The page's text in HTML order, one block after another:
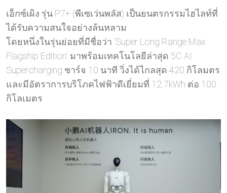
เอ็กซ์เผิง รุ่น P7+ (พีเซเว่นพลัส) เป็นยนตรกรรมไฮไลท์ที่
ได้รับความสนใจอย่างล้นหลาม
โดยหนึ่งในรุ่นย่อยที่มีชื่อว่า ‘Super Long Range Max
Flagship Edition’ มาพร้อมเทคโนโลยีล่าสุด 5C AI
Supercharging ชาร์จ 10 นาที วิ่งได้ไกลสุด 420 กิโลมตร
และมีอัตราการบริโภคไฟฟ้าดีเยี่ยมที่ 12.7kWh ต่อ 100
กิโลเมตร